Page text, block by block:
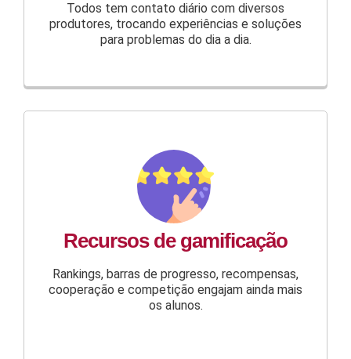
Todos tem contato diário com diversos
produtores, trocando experiências e soluções
para problemas do dia a dia.
Recursos de gamificação
Rankings, barras de progresso, recompensas,
cooperação e competição engajam ainda mais
os alunos.